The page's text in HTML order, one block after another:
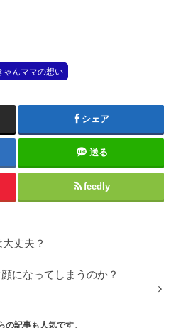
ゃんママの想い
シェア
送る
feedly
丈夫？
になってしまうのか？
の記事も人気です。